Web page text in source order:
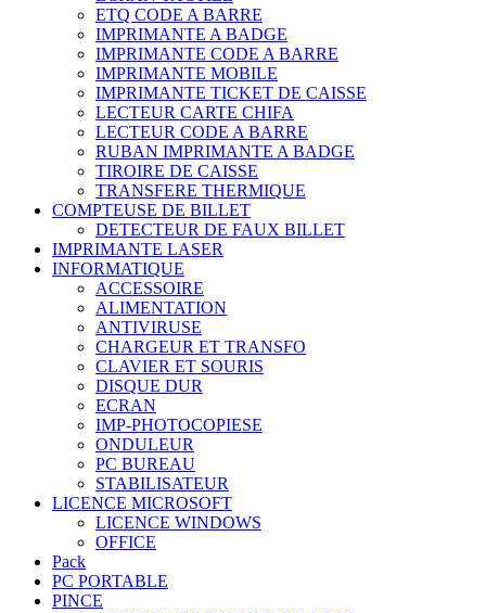
ETQ CODE A BARRE
IMPRIMANTE A BADGE
IMPRIMANTE CODE A BARRE
IMPRIMANTE MOBILE
IMPRIMANTE TICKET DE CAISSE
LECTEUR CARTE CHIFA
LECTEUR CODE A BARRE
RUBAN IMPRIMANTE A BADGE
TIROIRE DE CAISSE
TRANSFERE THERMIQUE
COMPTEUSE DE BILLET
DETECTEUR DE FAUX BILLET
IMPRIMANTE LASER
INFORMATIQUE
ACCESSOIRE
ALIMENTATION
ANTIVIRUSE
CHARGEUR ET TRANSFO
CLAVIER ET SOURIS
DISQUE DUR
ECRAN
IMP-PHOTOCOPIESE
ONDULEUR
PC BUREAU
STABILISATEUR
LICENCE MICROSOFT
LICENCE WINDOWS
OFFICE
Pack
PC PORTABLE
PINCE